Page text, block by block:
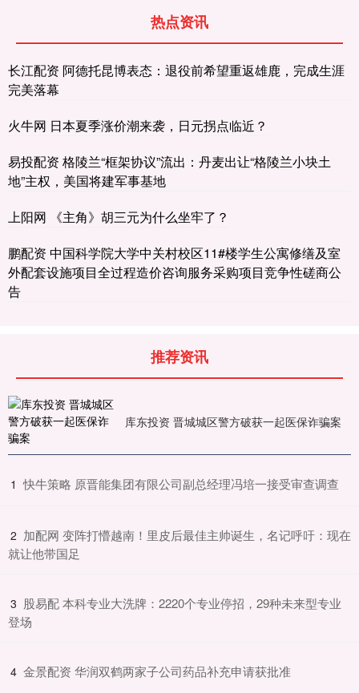
热点资讯
长江配资 阿德托昆博表态：退役前希望重返雄鹿，完成生涯
完美落幕
火牛网 日本夏季涨价潮来袭，日元拐点临近？
易投配资 格陵兰“框架协议”流出：丹麦出让“格陵兰小块土
地”主权，美国将建军事基地
上阳网 《主角》胡三元为什么坐牢了？
鹏配资 中国科学院大学中关村校区11#楼学生公寓修缮及室
外配套设施项目全过程造价咨询服务采购项目竞争性磋商公
告
推荐资讯
库东投资 晋城城区警方破获一起医保诈骗案
1 ​快牛策略 原晋能集团有限公司副总经理冯培一接受审查调查
2 ​加配网 变阵打懵越南！里皮后最佳主帅诞生，名记呼吁：现在
就让他带国足
3 ​股易配 本科专业大洗牌：2220个专业停招，29种未来型专业
登场
4 ​金景配资 华润双鹤两家子公司药品补充申请获批准